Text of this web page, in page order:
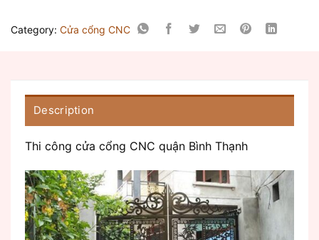
Category: Cửa cổng CNC
Description
Thi công cửa cổng CNC quận Bình Thạnh